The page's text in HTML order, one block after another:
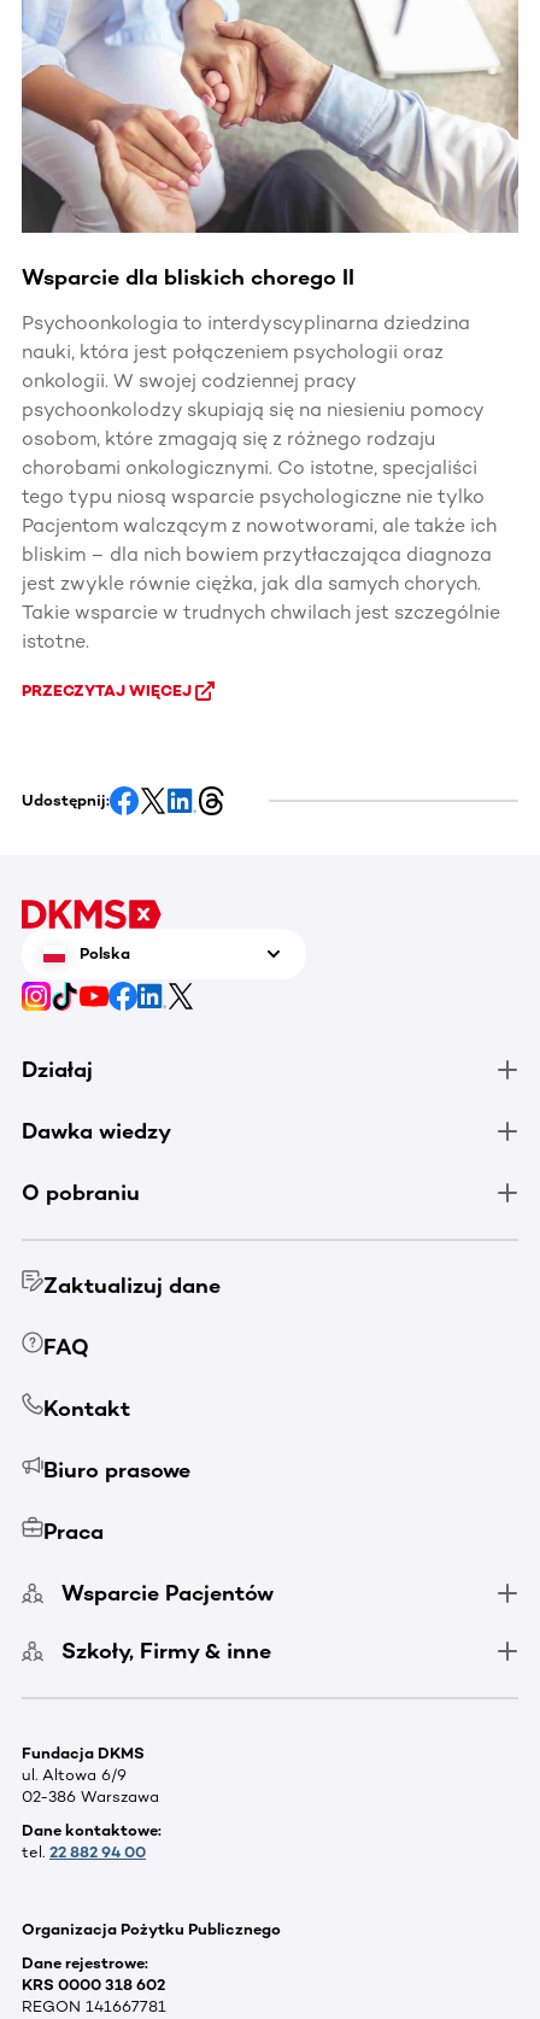
Wsparcie dla bliskich chorego II
Psychoonkologia to interdyscyplinarna dziedzina
nauki, która jest połączeniem psychologii oraz
onkologii. W swojej codziennej pracy
psychoonkolodzy skupiają się na niesieniu pomocy
osobom, które zmagają się z różnego rodzaju
chorobami onkologicznymi. Co istotne, specjaliści
tego typu niosą wsparcie psychologiczne nie tylko
Pacjentom walczącym z nowotworami, ale także ich
bliskim – dla nich bowiem przytłaczająca diagnoza
jest zwykle równie ciężka, jak dla samych chorych.
Takie wsparcie w trudnych chwilach jest szczególnie
istotne.
PRZECZYTAJ WIĘCEJ
Udostępnij:
Polska
Działaj
Dawka wiedzy
O pobraniu
Zaktualizuj dane
FAQ
Kontakt
Biuro prasowe
Praca
Wsparcie Pacjentów
Szkoły, Firmy & inne
Fundacja DKMS
ul. Altowa 6/9
02-386 Warszawa
Dane kontaktowe:
tel. 22 882 94 00
Organizacja Pożytku Publicznego
Dane rejestrowe:
KRS 0000 318 602
REGON 141667781